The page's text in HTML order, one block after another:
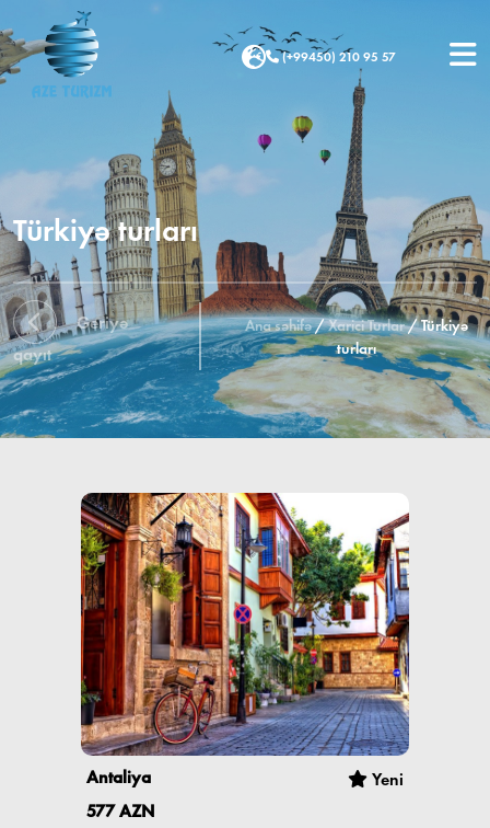
(+99450) 210 95 57
Türkiyə turları
Geriyə
qayıt
Ana səhifə/Xarici Turlar/Türkiyə
turları
Antaliya
Yeni
577 AZN